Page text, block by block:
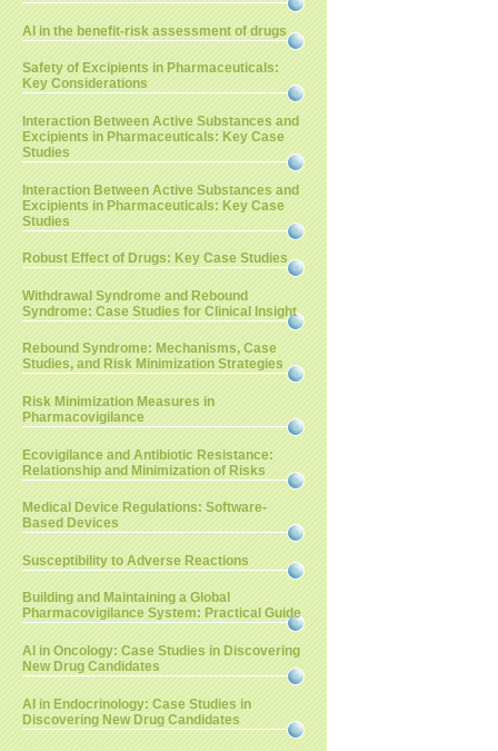
AI in the benefit-risk assessment of drugs
Safety of Excipients in Pharmaceuticals:
Key Considerations
Interaction Between Active Substances and
Excipients in Pharmaceuticals: Key Case
Studies
Interaction Between Active Substances and
Excipients in Pharmaceuticals: Key Case
Studies
Robust Effect of Drugs: Key Case Studies
Withdrawal Syndrome and Rebound
Syndrome: Case Studies for Clinical Insight
Rebound Syndrome: Mechanisms, Case
Studies, and Risk Minimization Strategies
Risk Minimization Measures in
Pharmacovigilance
Ecovigilance and Antibiotic Resistance:
Relationship and Minimization of Risks
Medical Device Regulations: Software-
Based Devices
Susceptibility to Adverse Reactions
Building and Maintaining a Global
Pharmacovigilance System: Practical Guide
AI in Oncology: Case Studies in Discovering
New Drug Candidates
AI in Endocrinology: Case Studies in
Discovering New Drug Candidates